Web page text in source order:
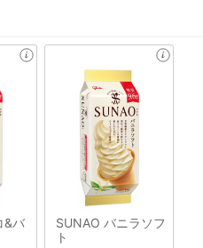
&バ
SUNAO バニラソフ
ト